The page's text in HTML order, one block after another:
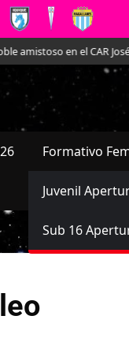
en el CAR José
Formativo
Juvenil
Sub 16